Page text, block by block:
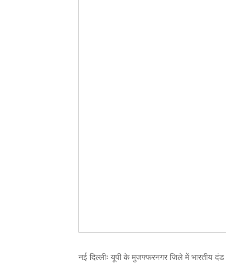
नई दिल्लीः यूपी के मुजफ्फरनगर जिले में भारतीय